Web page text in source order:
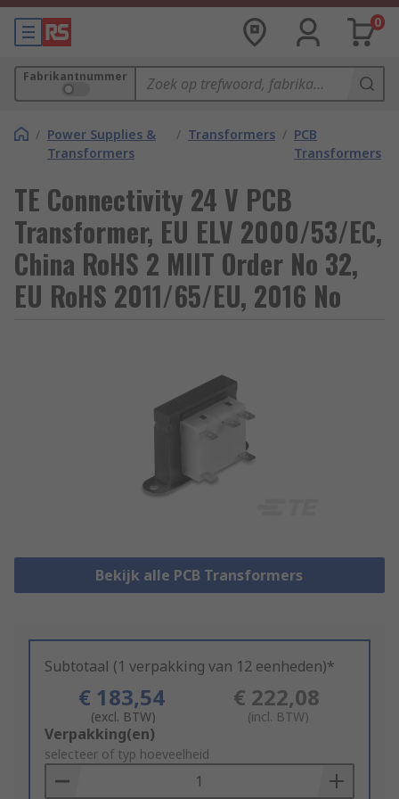
0
Fabrikantnummer
/ Power Supplies &
Transformers
/ Transformers / PCB
Transformers
TE Connectivity 24 V PCB
Transformer, EU ELV 2000/53/EC,
China RoHS 2 MIIT Order No 32,
EU RoHS 2011/65/EU, 2016 No
Bekijk alle PCB Transformers
Subtotaal (1 verpakking van 12 eenheden)*
€ 183,54
(excl. BTW)
€ 222,08
(incl. BTW)
Add
to
Basket
Verpakking(en)
selecteer of typ hoeveelheid